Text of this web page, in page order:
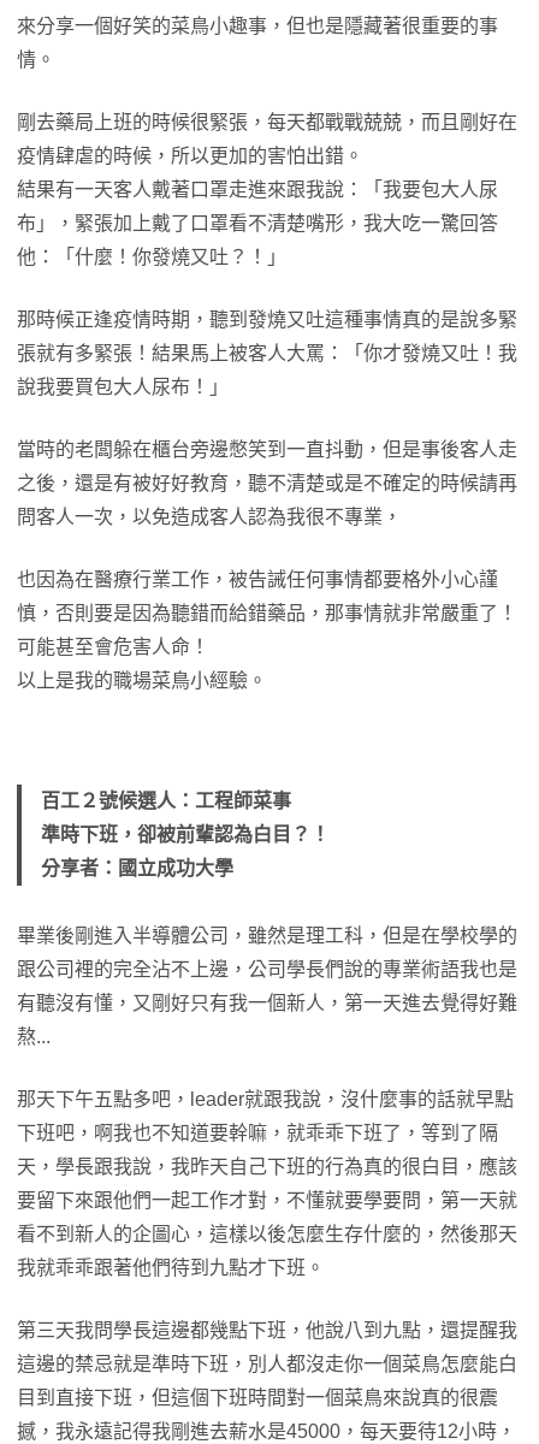
來分享一個好笑的菜鳥小趣事，但也是隱藏著很重要的事
情。
剛去藥局上班的時候很緊張，每天都戰戰兢兢，而且剛好在
疫情肆虐的時候，所以更加的害怕出錯。
結果有一天客人戴著口罩走進來跟我說：「我要包大人尿
布」，緊張加上戴了口罩看不清楚嘴形，我大吃一驚回答
他：「什麼！你發燒又吐？！」
那時候正逢疫情時期，聽到發燒又吐這種事情真的是說多緊
張就有多緊張！結果馬上被客人大罵：「你才發燒又吐！我
說我要買包大人尿布！」
當時的老闆躲在櫃台旁邊憋笑到一直抖動，但是事後客人走
之後，還是有被好好教育，聽不清楚或是不確定的時候請再
問客人一次，以免造成客人認為我很不專業，
也因為在醫療行業工作，被告誡任何事情都要格外小心謹
慎，否則要是因為聽錯而給錯藥品，那事情就非常嚴重了！
可能甚至會危害人命！
以上是我的職場菜鳥小經驗。
百工２號候選人：工程師菜事
準時下班，卻被前輩認為白目？！
分享者：國立成功大學
畢業後剛進入半導體公司，雖然是理工科，但是在學校學的
跟公司裡的完全沾不上邊，公司學長們說的專業術語我也是
有聽沒有懂，又剛好只有我一個新人，第一天進去覺得好難
熬...
那天下午五點多吧，leader就跟我說，沒什麼事的話就早點
下班吧，啊我也不知道要幹嘛，就乖乖下班了，等到了隔
天，學長跟我說，我昨天自己下班的行為真的很白目，應該
要留下來跟他們一起工作才對，不懂就要學要問，第一天就
看不到新人的企圖心，這樣以後怎麼生存什麼的，然後那天
我就乖乖跟著他們待到九點才下班。
第三天我問學長這邊都幾點下班，他說八到九點，還提醒我
這邊的禁忌就是準時下班，別人都沒走你一個菜鳥怎麼能白
目到直接下班，但這個下班時間對一個菜鳥來說真的很震
撼，我永遠記得我剛進去薪水是45000，每天要待12小時，